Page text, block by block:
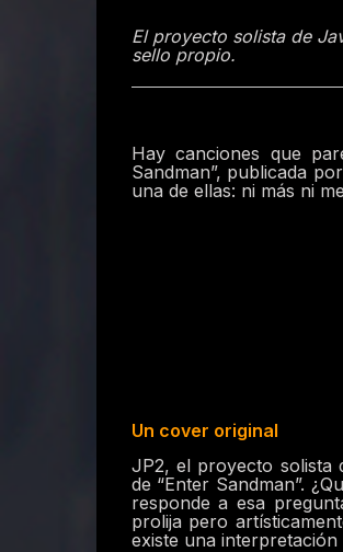
El proyecto solista de
sello propio.
Hay canciones que
Sandman”, publicada
una de ellas: ni más ni
Un cover original
JP2, el proyecto solista
de “Enter Sandman”.
responde a esa
prolija pero
existe una